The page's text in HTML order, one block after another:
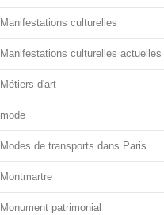
Manifestations culturelles
Manifestations culturelles actuelles
Métiers d'art
mode
Modes de transports dans Paris
Montmartre
Monument patrimonial